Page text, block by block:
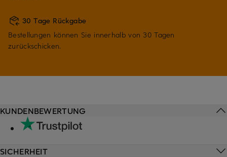
30 Tage Rückgabe
Bestellungen können Sie innerhalb von 30 Tagen
zurückschicken.
KUNDENBEWERTUNG
SICHERHEIT